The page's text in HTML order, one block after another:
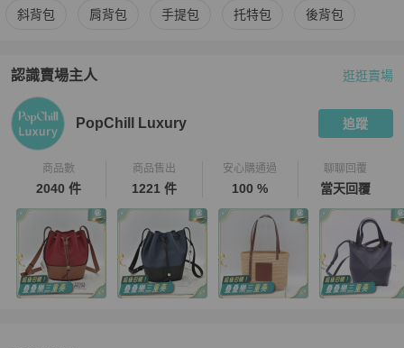
更多Chanel 女包相似商品推薦
斜背包 肩背包 手提包 托特包 後背包
認識賣場主人
PopChill 拍拍圈嚴選賣家
逛逛賣場
PopChill Luxury 追蹤
商品數
2040 件
商品售出
1221 件
安心購通過
100 %
聊聊回覆
當天回覆